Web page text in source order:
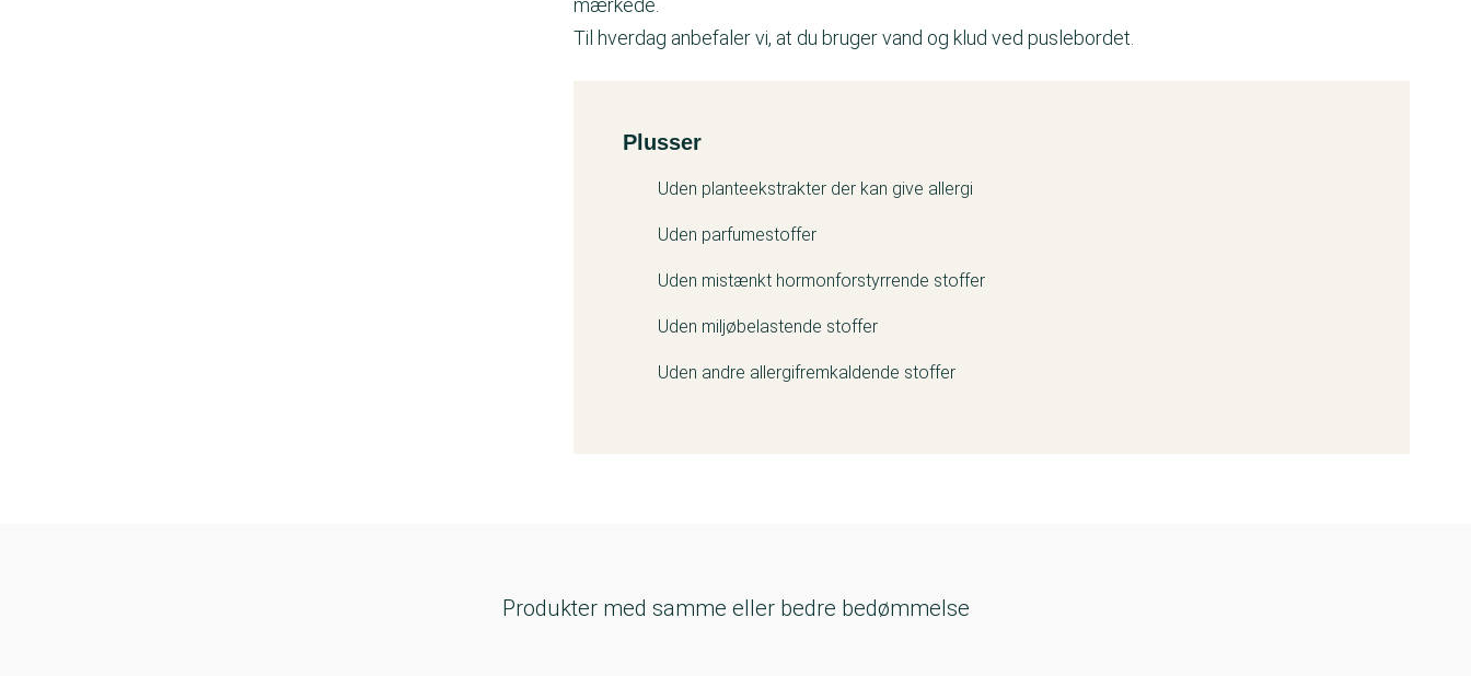
mærkede.
Til hverdag anbefaler vi, at du bruger vand og klud ved puslebordet.
Kemitest
Plusser
Uden planteekstrakter der kan give allergi
Uden parfumestoffer
Uden mistænkt hormonforstyrrende stoffer
Uden miljøbelastende stoffer
Uden andre allergifremkaldende stoffer
Produkter med samme eller bedre bedømmelse